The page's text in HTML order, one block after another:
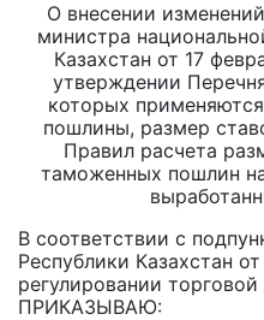
О внесении
министра
Казахстан от 17
утверждении
которых
пошлины, размер
Правил расчета
таможенных пошлин
В соответствии с
Республики Казахстан
регулировании торговой
ПРИКАЗЫВАЮ: